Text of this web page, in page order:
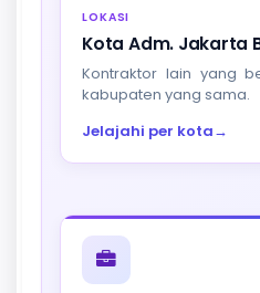
LOKASI
Kota Adm. Jakarta
Kontraktor lain yang
kabupaten yang sama.
Jelajahi per kota→